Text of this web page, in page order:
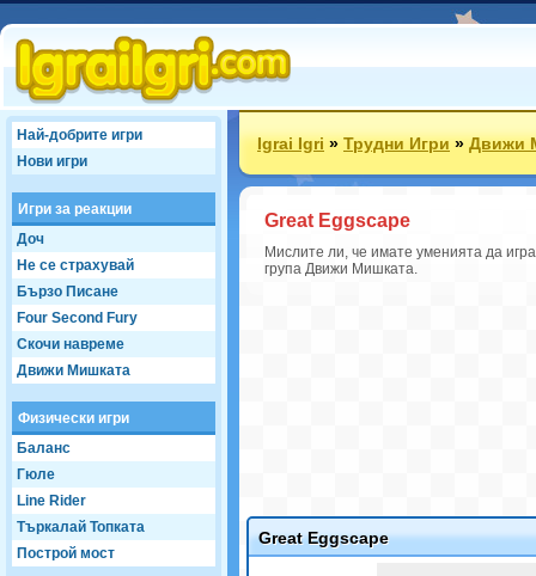
Най-добрите игри
Нови игри
Игри за реакции
Доч
Не се страхувай
Бързо Писане
Four Second Fury
Скочи навреме
Движи Мишката
Физически игри
Баланс
Гюле
Line Rider
Търкалай Топката
Построй мост
Igrai Igri»Трудни Игри»Движи
Great Eggscape
Мислите ли, че имате уменията да
група Движи Мишката.
Great Eggscape